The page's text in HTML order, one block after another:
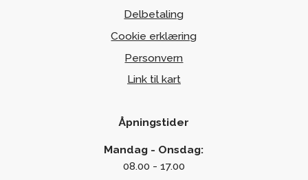
Delbetaling
Cookie erklæring
Personvern
Link til kart
Åpningstider
Mandag - Onsdag:
08.00 - 17.00